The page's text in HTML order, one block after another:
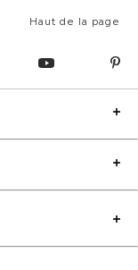
Haut de la page